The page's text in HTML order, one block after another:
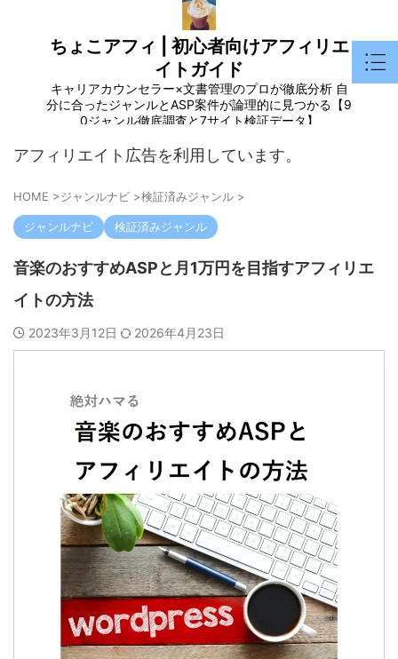
ちょこアフィ | 初心者向けアフィリエ
イトガイド
キャリアカウンセラー×文書管理のプロが徹底分析 自
分に合ったジャンルとASP案件が論理的に見つかる【9
0ジャンル徹底調査と7サイト検証データ】
アフィリエイト広告を利用しています。
HOME >ジャンルナビ >検証済みジャンル >
ジャンルナビ 検証済みジャンル
音楽のおすすめASPと月1万円を目指すアフィリエ
イトの方法
2023年3月12日 2026年4月23日